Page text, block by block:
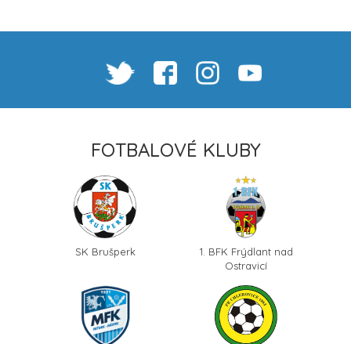
FOTBALOVÉ KLUBY
SK Brušperk
1. BFK Frýdlant nad
Ostravicí